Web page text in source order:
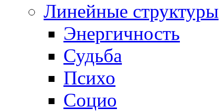
Линейные структуры
Энергичность
Судьба
Психо
Социо